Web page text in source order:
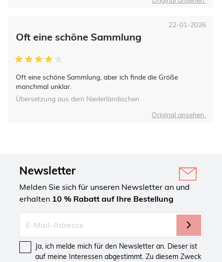
Oft eine schöne Sammlung
Oft eine schöne Sammlung, aber ich finde die Größe
manchmal unklar.
22-01-2026
Übersetzung aus dem Niederländischen
Original ansehen
Newsletter
Melden Sie sich für unseren Newsletter an und
erhalten 10 % Rabatt auf Ihre Bestellung
Ja, ich melde mich für den Newsletter an. Dieser ist
auf meine Interessen abgestimmt. Zu diesem Zweck